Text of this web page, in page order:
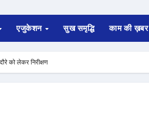
एजुकेशन सुख समृद्धि काम की ख़बर
को लेकर निरीक्षण